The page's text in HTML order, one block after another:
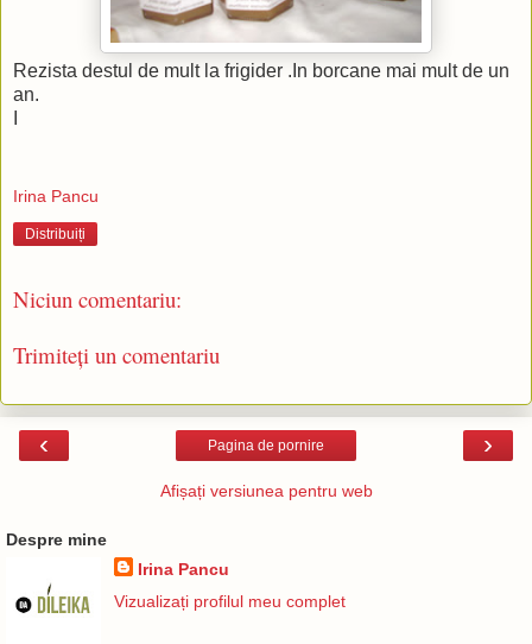
Rezista destul de mult la frigider .In borcane mai mult de un
an.
Irina Pancu
Distribuiți
Niciun comentariu:
Trimiteți un comentariu
‹ ›
Pagina de pornire
Afișați versiunea pentru web
Despre mine
Irina Pancu
Vizualizați profilul meu complet